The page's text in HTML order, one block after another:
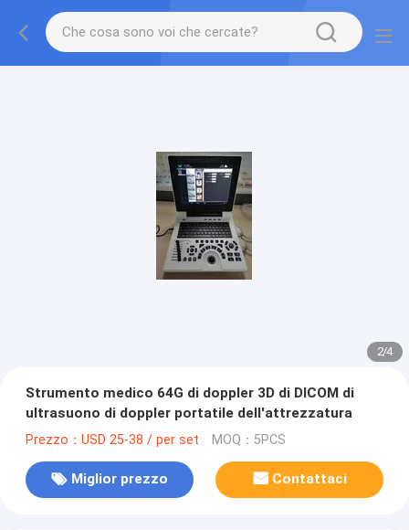
2/4
Strumento medico 64G di doppler 3D di DICOM di
ultrasuono di doppler portatile dell'attrezzatura
Prezzo：USD 25-38 / per set MOQ：5PCS
Miglior prezzo Contattaci